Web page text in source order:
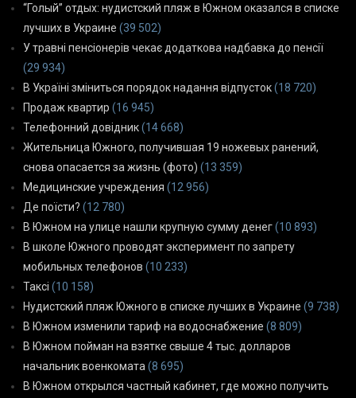
“Голый” отдых: нудистский пляж в Южном оказался в списке
лучших в Украине (39 502)
У травні пенсіонерів чекає додаткова надбавка до пенсії
(29 934)
В Україні зміниться порядок надання відпусток(18 720)
Продаж квартир (16 945)
Телефонний довідник(14 668)
Жительница Южного, получившая 19 ножевых ранений,
снова опасается за жизнь (фото) (13 359)
Медицинские учреждения (12 956)
Де поїсти? (12 780)
В Южном на улице нашли крупную сумму денег(10 893)
В школе Южного проводят эксперимент по запрету
мобильных телефонов (10 233)
Таксі (10 158)
Нудистский пляж Южного в списке лучших в Украине (9 738)
В Южном изменили тариф на водоснабжение (8 809)
В Южном пойман на взятке свыше 4 тыс. долларов
начальник военкомата (8 695)
В Южном открылся частный кабинет, где можно получить